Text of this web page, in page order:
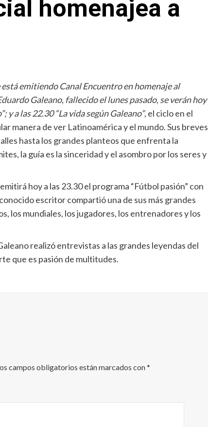
homenajea a
emitiendo Canal Encuentro en homenaje al
Galeano, fallecido el lunes pasado, se verán hoy
y a las 22.30 “La vida según Galeano”, el ciclo en el
manera de ver Latinoamérica y el mundo. Sus breves
hasta los grandes planteos que enfrenta la
la guía es la sinceridad y el asombro por los seres y
hoy a las 23.30 el programa “Fútbol pasión” con
escritor compartió una de sus más grandes
los mundiales, los jugadores, los entrenadores y los
realizó entrevistas a las grandes leyendas del
que es pasión de multitudes.
campos obligatorios están marcados con*